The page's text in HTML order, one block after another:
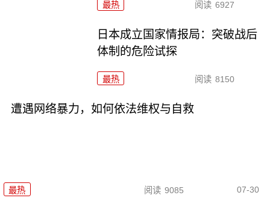
最热 阅读 6927
日本成立国家情报局：突破战后
体制的危险试探
最热 阅读 8150
遭遇网络暴力，如何依法维权与自救
最热 阅读 9085 07-30